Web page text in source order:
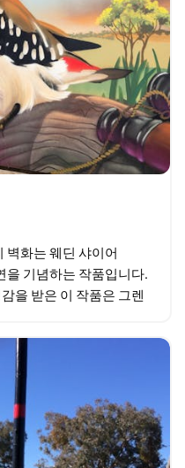
벽화는 웨딘 샤이어
을 기념하는 작품입니다.
을 받은 이 작품은 그렌